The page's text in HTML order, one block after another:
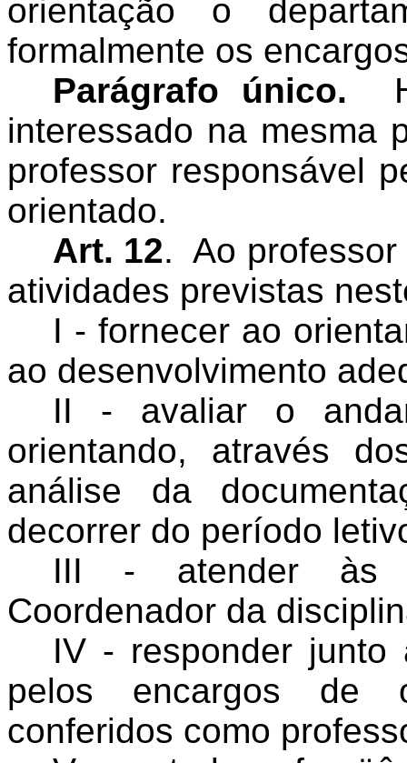
orientação o
formalmente os
Parágrafo único.
interessado na mesma
professor responsável
orientado.
Art. 12. Ao
atividades previstas
I - fornecer ao
ao desenvolvimento
II - avaliar o
orientando, através
análise da
decorrer do período
III - atender às
Coordenador da
IV - responder junto
pelos encargos de
conferidos como